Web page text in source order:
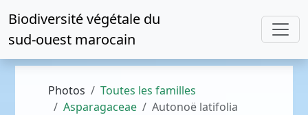
Biodiversité végétale du
sud-ouest marocain
Photos
Toutes les familles
Asparagaceae
Autonoë latifolia